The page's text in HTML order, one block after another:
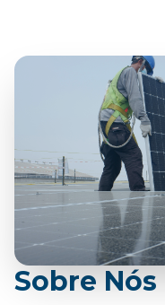
Sobre Nós